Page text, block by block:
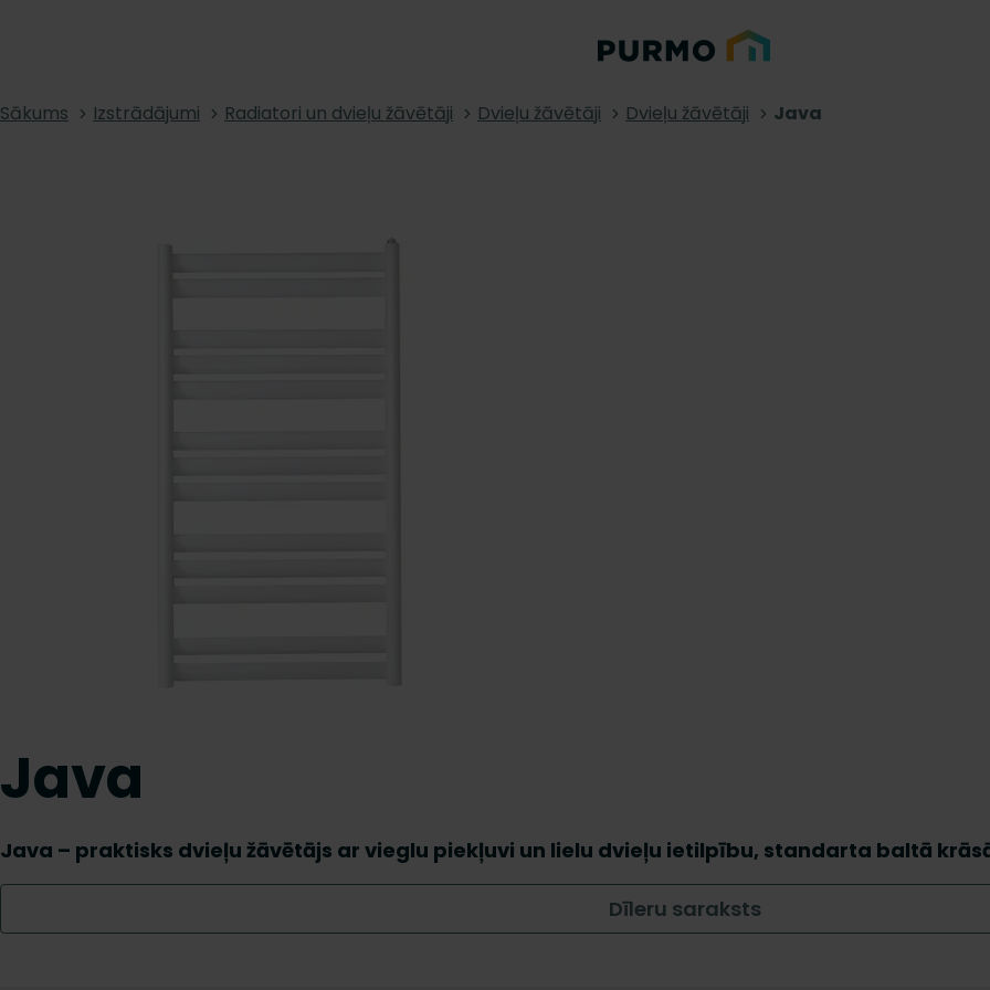
Sākums Izstrādājumi Radiatori un dvieļu žāvētāji Dvieļu žāvētāji Dvieļu žāvētāji Java
Java
Java – praktisks dvieļu žāvētājs ar vieglu piekļuvi un lielu dvieļu ietilpību, standarta baltā
Dīleru saraksts